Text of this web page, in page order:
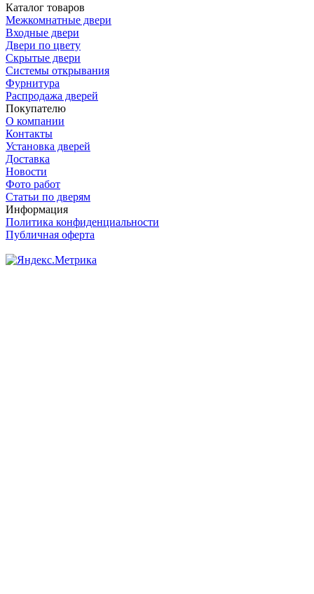
Каталог товаров
Межкомнатные двери
Входные двери
Двери по цвету
Скрытые двери
Системы открывания
Фурнитура
Распродажа дверей
Покупателю
О компании
Контакты
Установка дверей
Доставка
Новости
Фото работ
Статьи по дверям
Информация
Политика конфиденциальности
Публичная оферта